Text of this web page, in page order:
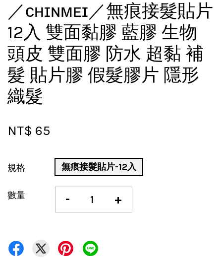
／ᴄʜɪɴᴍᴇɪ／無痕接髮貼片
12入 雙面黏膠 藍膠 生物
頭皮 雙面膠 防水 超黏 補
髮 貼片膠 假髮膠片 隱形
織髮
NT$ 65
規格 無痕接髮貼片-12入
數量 - +